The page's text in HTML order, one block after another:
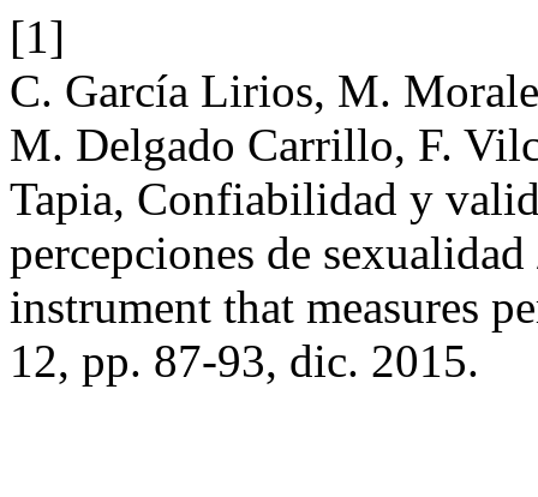
[1]
C. García Lirios, M.
M. Delgado Carrillo, F.
Tapia, Confiabilidad y
percepciones de
instrument that measures
12, pp. 87-93, dic. 2015.